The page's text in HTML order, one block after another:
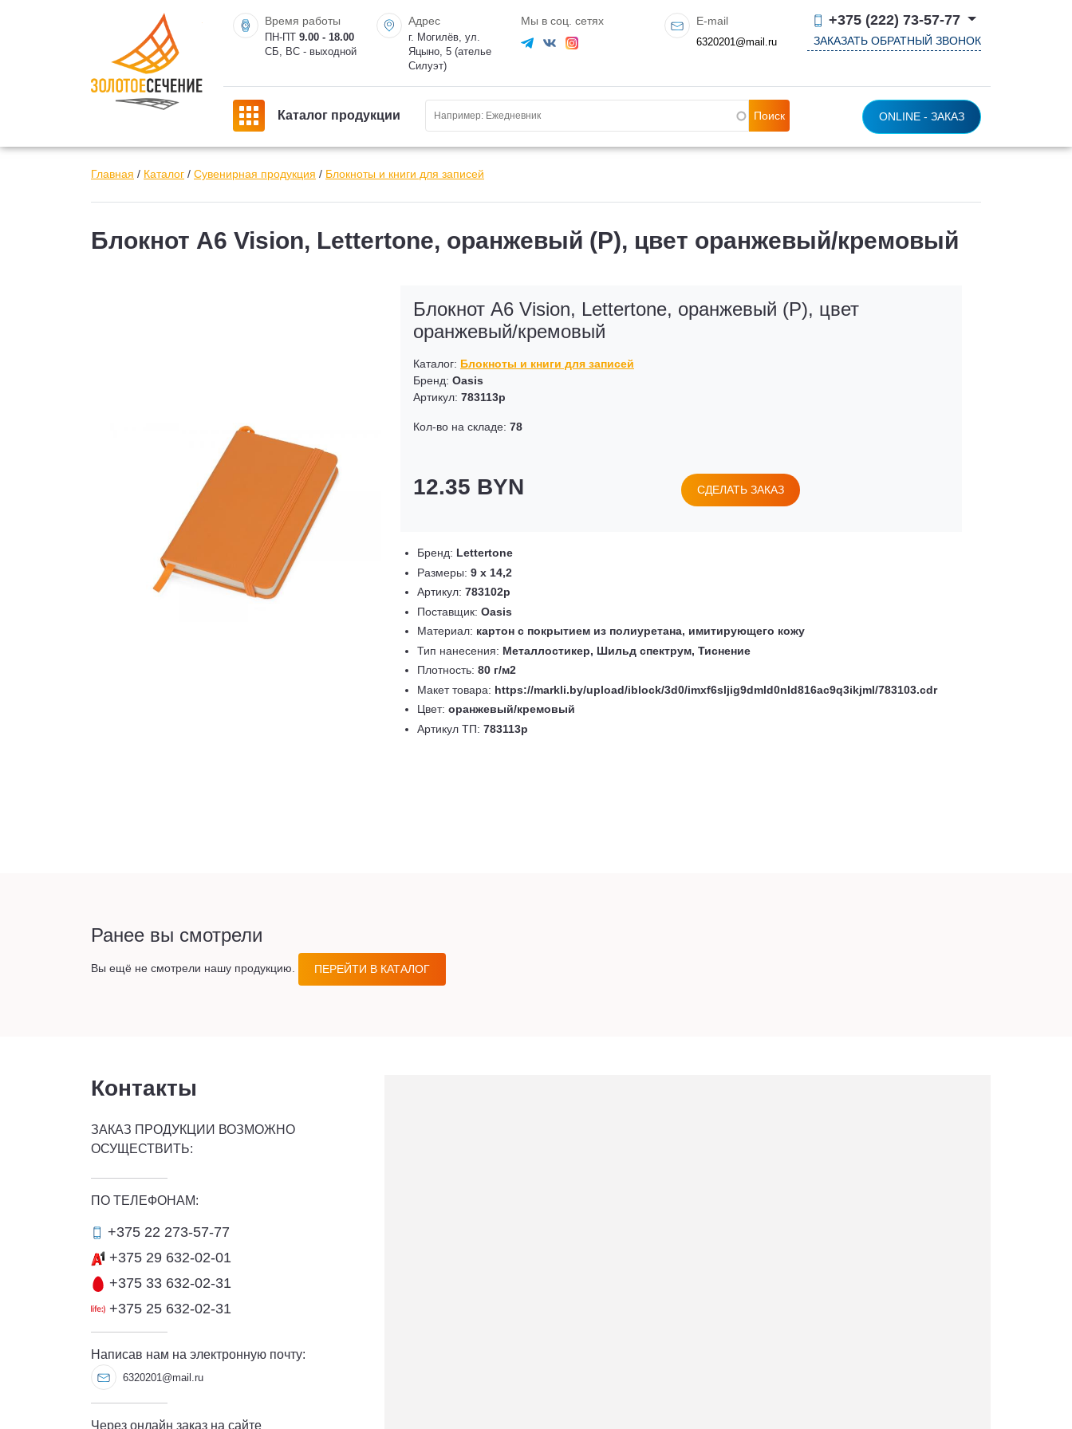
Время работы
ПН-ПТ 9.00 - 18.00
СБ, ВС - выходной
Адрес
г. Могилёв, ул.
Яцыно, 5 (ателье
Силуэт)
Мы в соц. сетях E-mail
6320201@mail.ru
+375 (222) 73-57-77
ЗАКАЗАТЬ ОБРАТНЫЙ ЗВОНОК
Каталог продукции ONLINE - ЗАКАЗ
Главная / Каталог / Сувенирная продукция / Блокноты и книги для записей
Блокнот А6 Vision, Lettertone, оранжевый (Р), цвет оранжевый/кремовый
Блокнот А6 Vision, Lettertone, оранжевый (Р), цвет
оранжевый/кремовый
Каталог: Блокноты и книги для записей
Бренд: Oasis
Артикул: 783113p
Кол-во на складе: 78
12.35 BYN СДЕЛАТЬ ЗАКАЗ
Бренд: Lettertone
Размеры: 9 х 14,2
Артикул: 783102p
Поставщик: Oasis
Материал: картон с покрытием из полиуретана, имитирующего кожу
Тип нанесения: Металлостикер, Шильд спектрум, Тиснение
Плотность: 80 г/м2
Макет товара: https://markli.by/upload/iblock/3d0/imxf6sljig9dmld0nld816ac9q3ikjml/783103.cdr
Цвет: оранжевый/кремовый
Артикул ТП: 783113p
Ранее вы смотрели
Вы ещё не смотрели нашу продукцию. ПЕРЕЙТИ В КАТАЛОГ
Контакты
ЗАКАЗ ПРОДУКЦИИ ВОЗМОЖНО
ОСУЩЕСТВИТЬ:
ПО ТЕЛЕФОНАМ:
+375 22 273-57-77
+375 29 632-02-01
+375 33 632-02-31
+375 25 632-02-31
Написав нам на электронную почту:
6320201@mail.ru
Через онлайн заказ на сайте